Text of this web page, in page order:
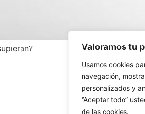
Valoramos tu
Usamos cookies
navegación,
personalizados y
“Aceptar todo”
de las cookies.